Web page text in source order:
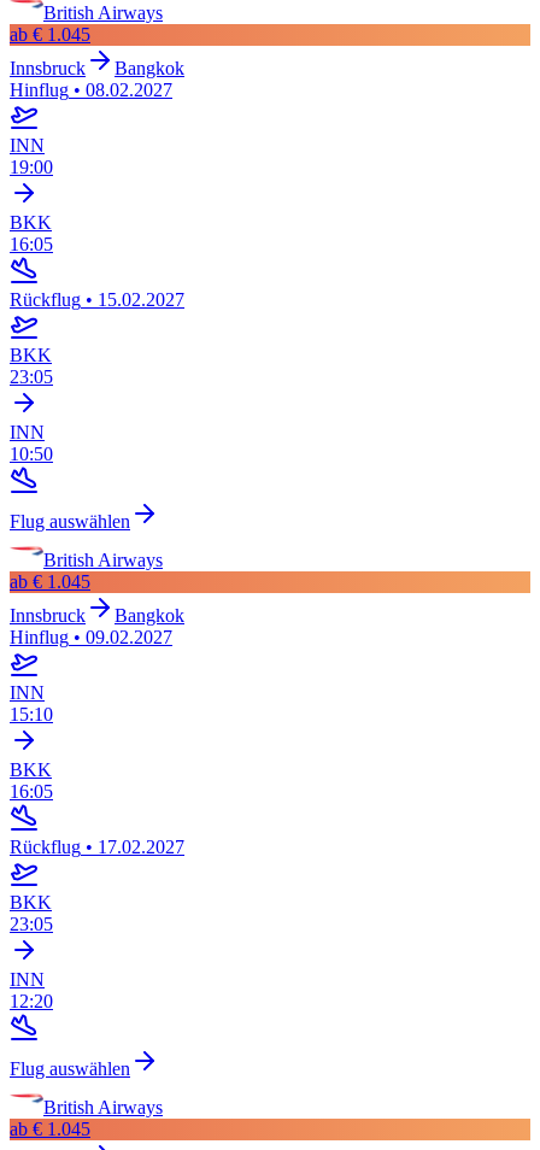
British Airways
ab € 1.045
Innsbruck
Bangkok
Hinflug • 08.02.2027
INN
19:00
BKK
16:05
Rückflug • 15.02.2027
BKK
23:05
INN
10:50
Flug auswählen
British Airways
ab € 1.045
Innsbruck
Bangkok
Hinflug • 09.02.2027
INN
15:10
BKK
16:05
Rückflug • 17.02.2027
BKK
23:05
INN
12:20
Flug auswählen
British Airways
ab € 1.045